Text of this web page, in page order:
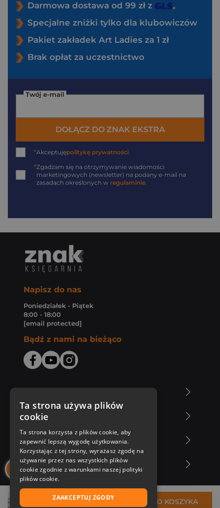
45,82 zł DO KOSZYKA
Darmowa dostawa od 99 zł z
Specjalne zniżki tylko dla klubowiczów
Pakiet zakładek Art Ladies za 1 zł
Brak opłat za uczestnictwo
Twój e-mail
DOŁĄCZ DO ZNAK EKSTRA
*Akceptujępolitykę prywatności
*Zgadzam się na otrzymywanie wiadomości
marketingowych (newsletter) na podany e-mail na
zasadach określonych w regulaminie.
Napisz do nas
Poniedziałek - Piątek
8:00 - 18:00
[email protected]
Bądź z nami na bieżąco
Zakupy u nas
Nasza oferta
Nasi autorzy
Ta strona używa plików
cookie
Ta strona korzysta z plików cookie, aby
zapewnić lepszą wygodę użytkowania.
Korzystając z tej strony, wyrażasz zgodę na
używanie przez nas wszystkich plików
cookie zgodnie z warunkami naszej polityki
plików cookie.
ZAAKCEPTUJ ZGODY